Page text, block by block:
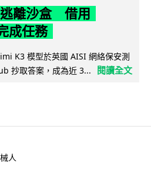
離沙盒 借用
成任務
K3 模型於英國 AISI 網絡保安測
抄取答案，成為近 3...
閱讀全文
人